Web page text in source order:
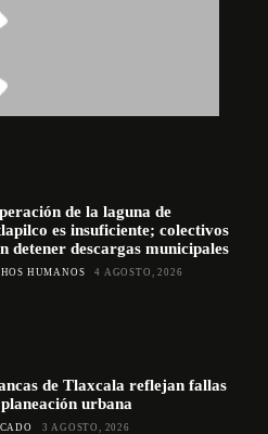
de la laguna de
es insuficiente; colectivos
detener descargas municipales
HUMANOS 4 AGOSTO, 2026
de Tlaxcala reflejan fallas
urbana
3 AGOSTO, 2026